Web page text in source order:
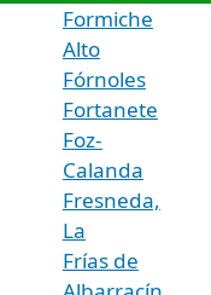
Formiche
Alto
Fórnoles
Fortanete
Foz-
Calanda
Fresneda,
La
Frías de